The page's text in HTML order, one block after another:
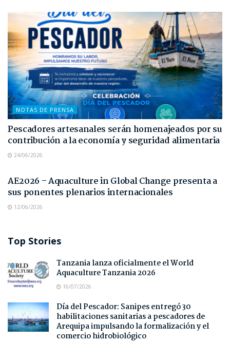
NOTAS DE PRENSA
Pescadores artesanales serán homenajeados por su
contribución a la economía y seguridad alimentaria
24/06/2026
AE2026 – Aquaculture in Global Change presenta a
sus ponentes plenarios internacionales
12/06/2026
Top Stories
Tanzania lanza oficialmente el World
Aquaculture Tanzania 2026
16/07/2026
Día del Pescador: Sanipes entregó 30
habilitaciones sanitarias a pescadores de
Arequipa impulsando la formalización y el
comercio hidrobiológico